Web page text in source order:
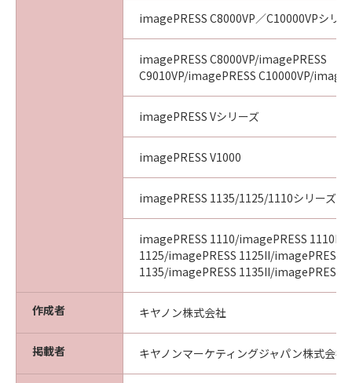
imagePRESS C8000VP／C10000VPシリ
imagePRESS C8000VP/imagePRESS
C9010VP/imagePRESS C10000VP/
imagePRESS Vシリーズ
imagePRESS V1000
imagePRESS 1135/1125/1110シリーズ
imagePRESS 1110/imagePRESS 1110II/
1125/imagePRESS 1125II/imagePRESS
1135/imagePRESS 1135II/imagePRESS
作成者 キヤノン株式会社
掲載者 キヤノンマーケティングジャパン株式会社